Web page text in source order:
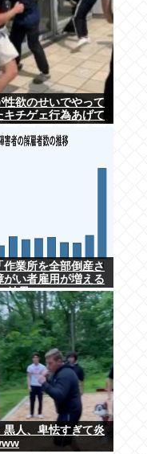
性欲のせいでやって
キチゲェ行為あげて
作業所を全部倒産さ
がい者雇用が増える
結果ww
黒人、卑怯すぎて炎